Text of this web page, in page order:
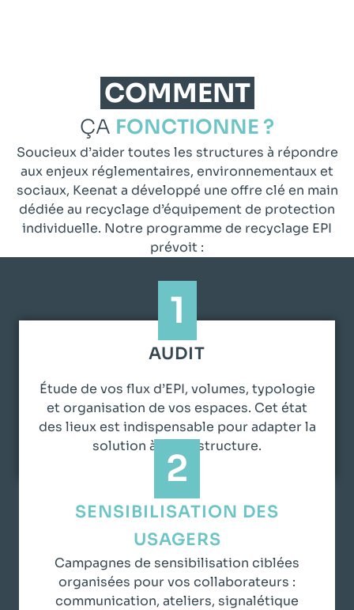
COMMENT
ÇA FONCTIONNE ?
Soucieux d’aider toutes les structures à répondre
aux enjeux réglementaires, environnementaux et
sociaux, Keenat a développé une offre clé en main
dédiée au recyclage d’équipement de protection
individuelle. Notre programme de recyclage EPI
prévoit :
1
AUDIT
Étude de vos flux d’EPI, volumes, typologie
et organisation de vos espaces. Cet état
des lieux est indispensable pour adapter la
solution à votre structure.
2
SENSIBILISATION DES
USAGERS
Campagnes de sensibilisation ciblées
organisées pour vos collaborateurs :
communication, ateliers, signalétique